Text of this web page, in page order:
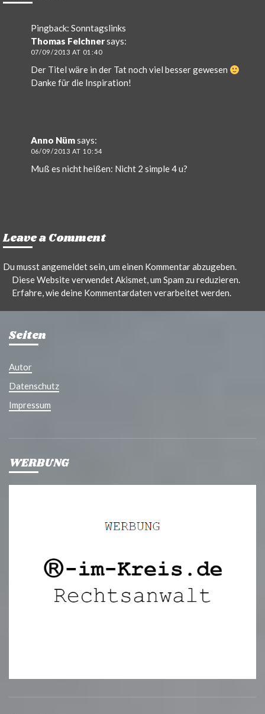
Pingback: Sonntagslinks
Thomas Felchnersays:
07/09/2013 AT 01:40
Der Titel wäre in der Tat noch viel besser gewesen
Danke für die Inspiration!
Anno Nümsays:
06/09/2013 AT 10:54
Muß es nicht heißen: Nicht 2 simple 4 u?
Leave a Comment
Du musstangemeldetsein, um einen Kommentar abzugeben.
Diese Website verwendet Akismet, um Spam zu reduzieren.
Erfahre, wie deine Kommentardaten verarbeitet werden.
Seiten
Autor
Datenschutz
Impressum
WERBUNG